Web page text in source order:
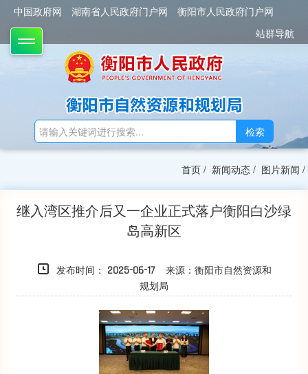
中国政府网 湖南省人民政府门户网
衡阳市人民政府门户网
站群导航
TOGGLE
检索
首页 / 新闻动态 / 图片新闻 /
继入湾区推介后又一企业正式落户衡阳白沙绿
岛高新区
发布时间： 2025-06-17来源：衡阳市自然资源和
规划局